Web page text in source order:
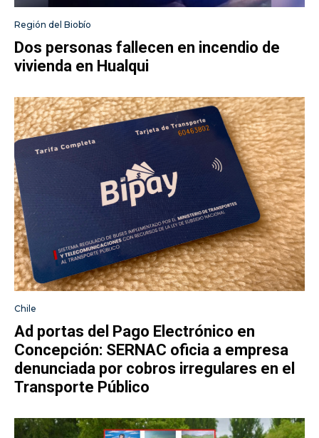
Región del Biobío
Dos personas fallecen en incendio de
vivienda en Hualqui
Chile
Ad portas del Pago Electrónico en
Concepción: SERNAC oficia a empresa
denunciada por cobros irregulares en el
Transporte Público